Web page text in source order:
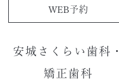
WEB予約
安城さくらい歯科・
矯正歯科